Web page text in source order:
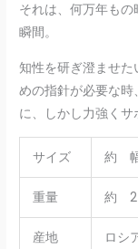
それは、何万年も
瞬間。
知性を研ぎ澄ませ
めの指針が必要な
に、しかし力強くサ
サイズ 約 幅
重量 約
産地 ロシ